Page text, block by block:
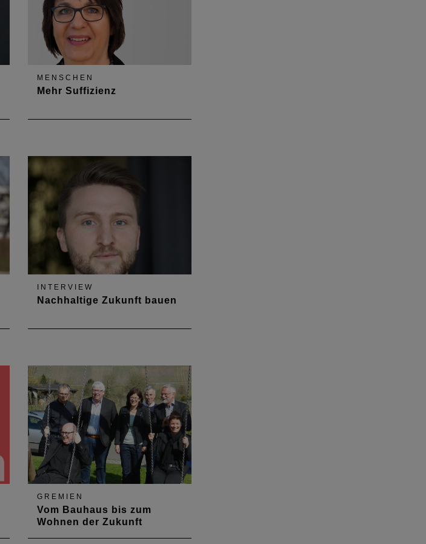
MENSCHEN
Mehr Suffizienz
das Thema Suffizienz
sensibilisieren. Über sich, ihre
Ziele und den Benefit von
ehrenamtlichem Engagement
erzählt sie im Gespräch.
INTERVIEW
Nachhaltige Zukunft bauen
Digitalisierungsprozesse und
Ressourcenschonung
GREMIEN
Vom Bauhaus bis zum
Wohnen der Zukunft